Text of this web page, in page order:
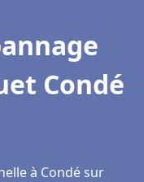
Condé
à Condé sur